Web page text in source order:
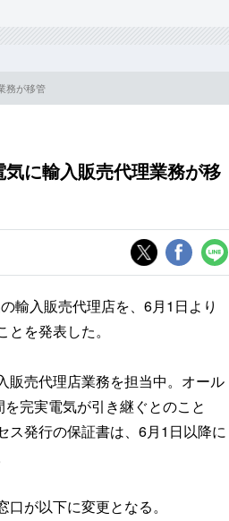
務が移管
に輸入販売代理業務が移
輸入販売代理店を、6月1日より
を発表した。
販売代理店業務を担当中。オール
完実電気が引き継ぐとのこと
ス発行の保証書は、6月1日以降に
が以下に変更となる。